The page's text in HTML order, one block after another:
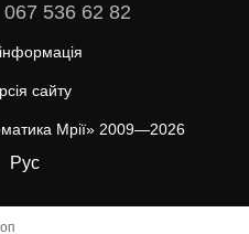
067 536 62 82
сайту
Мрії» 2009—2026
Рус